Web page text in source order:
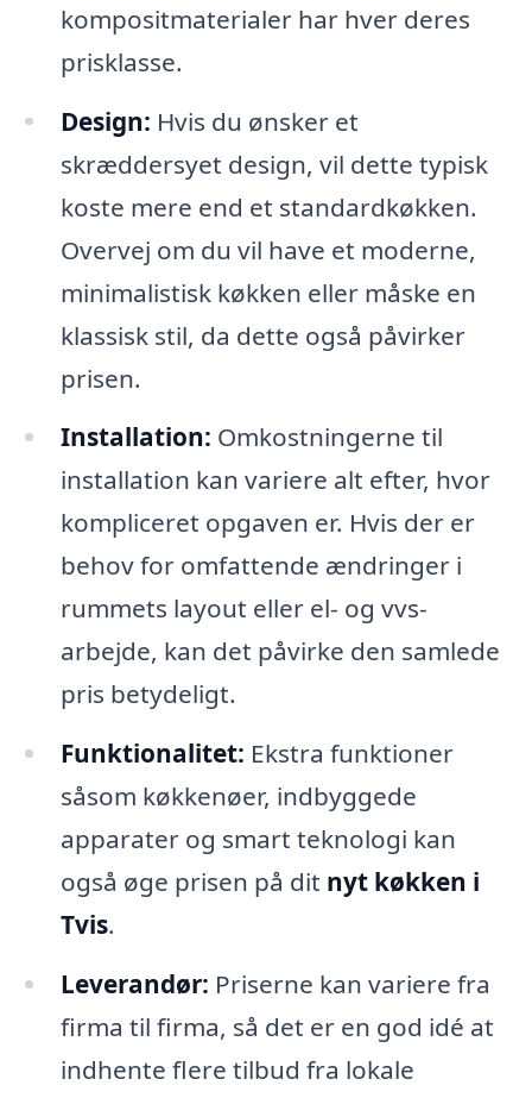
kompositmaterialer har hver deres
prisklasse.
Design: Hvis du ønsker et
skræddersyet design, vil dette typisk
koste mere end et standardkøkken.
Overvej om du vil have et moderne,
minimalistisk køkken eller måske en
klassisk stil, da dette også påvirker
prisen.
Installation: Omkostningerne til
installation kan variere alt efter, hvor
kompliceret opgaven er. Hvis der er
behov for omfattende ændringer i
rummets layout eller el- og vvs-
arbejde, kan det påvirke den samlede
pris betydeligt.
Funktionalitet: Ekstra funktioner
såsom køkkenøer, indbyggede
apparater og smart teknologi kan
også øge prisen på dit nyt køkken i
Tvis.
Leverandør: Priserne kan variere fra
firma til firma, så det er en god idé at
indhente flere tilbud fra lokale